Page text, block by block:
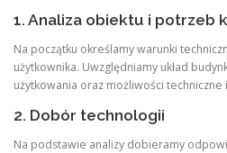
1. Analiza obiektu i potrzeb
Na początku określamy warunki
użytkownika. Uwzględniamy układ
użytkowania oraz możliwości techniczne
2. Dobór technologii
Na podstawie analizy dobieramy